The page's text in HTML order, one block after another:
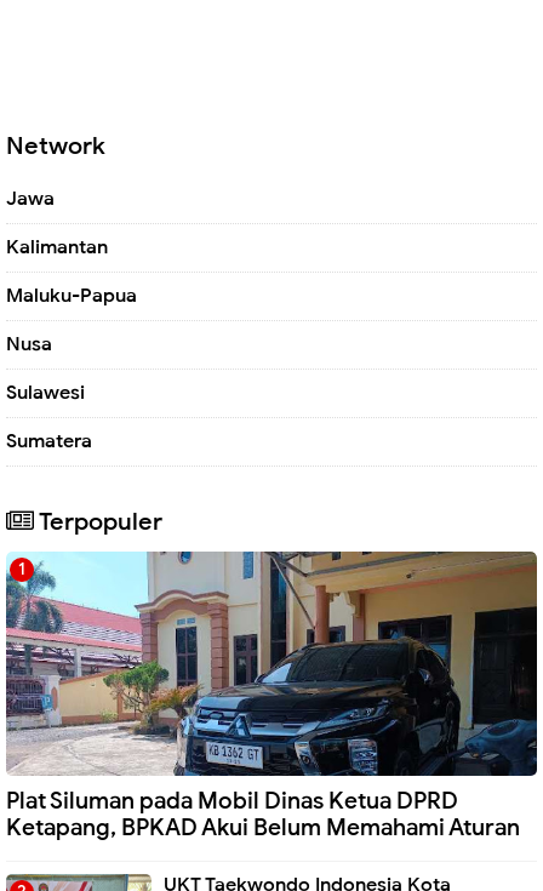
Network
Jawa
Kalimantan
Maluku-Papua
Nusa
Sulawesi
Sumatera
Terpopuler
Plat Siluman pada Mobil Dinas Ketua DPRD
Ketapang, BPKAD Akui Belum Memahami Aturan
UKT Taekwondo Indonesia Kota